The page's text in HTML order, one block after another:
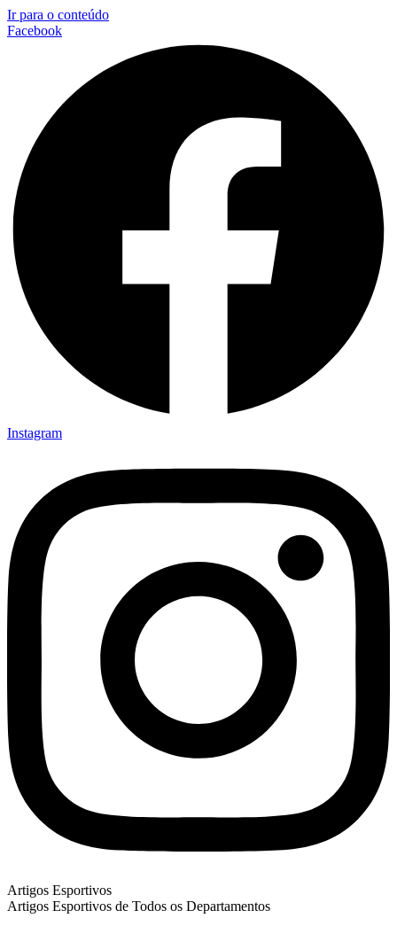
Ir para o conteúdo
Facebook
Instagram
Artigos Esportivos
Artigos Esportivos de Todos os Departamentos